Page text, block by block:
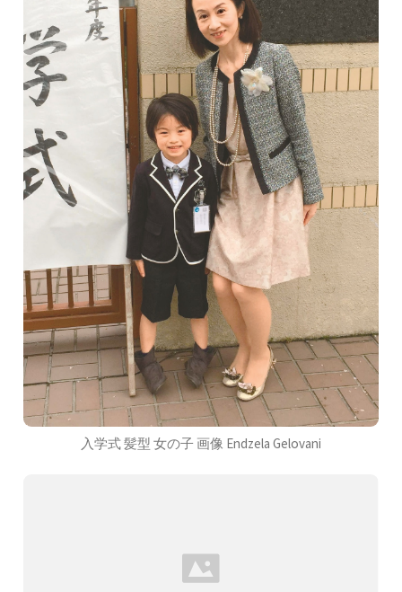
入学式 髪型 女の子 画像 Endzela Gelovani